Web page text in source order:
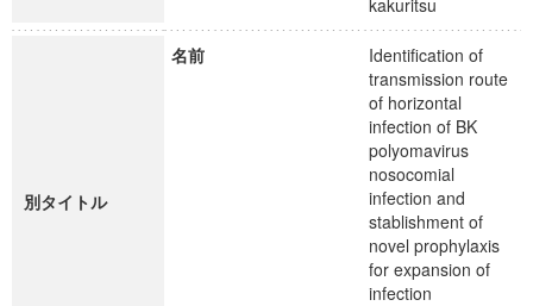
kakuritsu
別タイトル
名前
Identification of
transmission route
of horizontal
infection of BK
polyomavirus
nosocomial
infection and
stablishment of
novel prophylaxis
for expansion of
infection